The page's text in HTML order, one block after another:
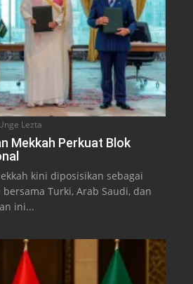
Lezta
Mekkah Perkuat Blok
kini diposisikan sebagai
Turki, Arab Saudi, dan
ini...